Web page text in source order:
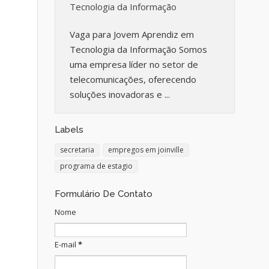
Tecnologia da Informação
Vaga para Jovem Aprendiz em
Tecnologia da Informação Somos
uma empresa líder no setor de
telecomunicações, oferecendo
soluções inovadoras e ...
Labels
secretaria
empregos em joinville
programa de estagio
Formulário De Contato
Nome
E-mail *